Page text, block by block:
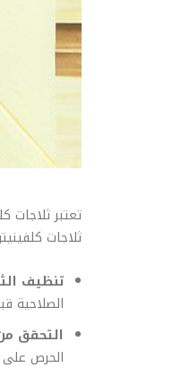
تعتبر ثلاجات
ثلاجات
تنظيف
الصلاحية
التحقق
الحرص على